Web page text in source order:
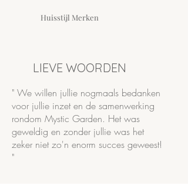
Huisstijl Merken
LIEVE WOORDEN
" We willen jullie nogmaals bedanken
voor jullie inzet en de samenwerking
rondom Mystic Garden. Het was
geweldig en zonder jullie was het
zeker niet zo'n enorm succes geweest!
"